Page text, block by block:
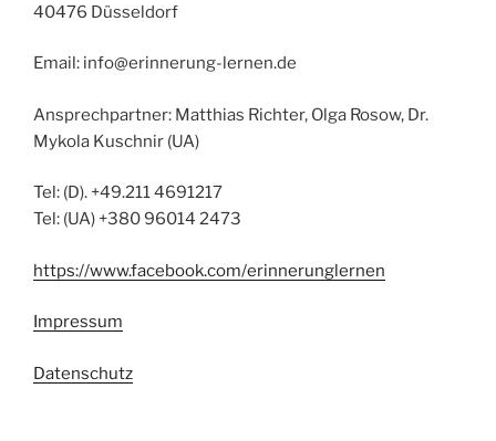
40476 Düsseldorf
Email: info@erinnerung-lernen.de
Ansprechpartner: Matthias Richter, Olga Rosow, Dr.
Mykola Kuschnir (UA)
Tel: (D). +49.211 4691217
Tel: (UA) +380 96014 2473
https://www.facebook.com/erinnerunglernen
Impressum
Datenschutz